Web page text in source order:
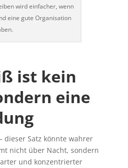
wird einfacher, wenn
eine gute Organisation
ist kein
eine
dieser Satz könnte wahrer
nicht über Nacht, sondern
und konzentrierter